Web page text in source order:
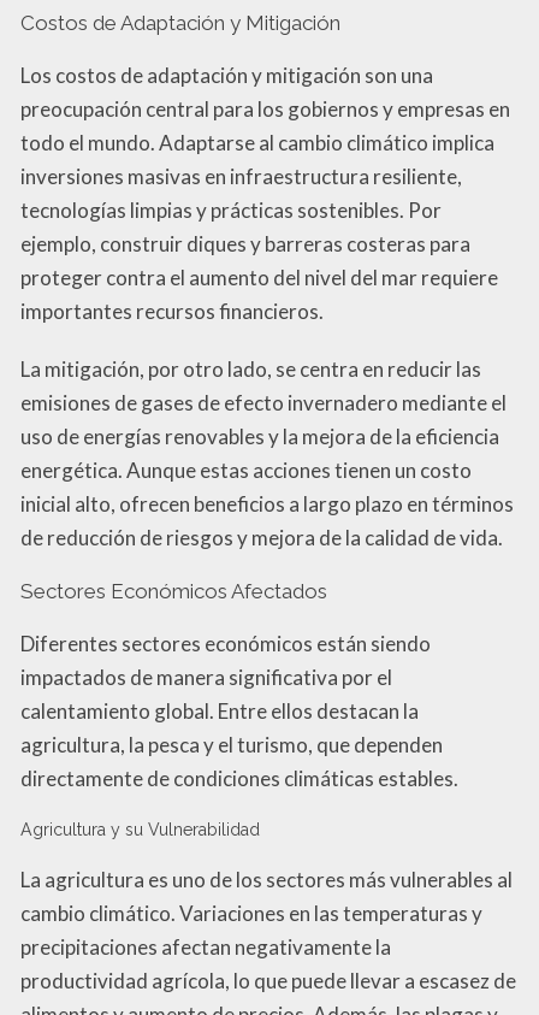
Costos de Adaptación y Mitigación
Los costos de adaptación y mitigación son una
preocupación central para los gobiernos y empresas en
todo el mundo. Adaptarse al cambio climático implica
inversiones masivas en infraestructura resiliente,
tecnologías limpias y prácticas sostenibles. Por
ejemplo, construir diques y barreras costeras para
proteger contra el aumento del nivel del mar requiere
importantes recursos financieros.
La mitigación, por otro lado, se centra en reducir las
emisiones de gases de efecto invernadero mediante el
uso de energías renovables y la mejora de la eficiencia
energética. Aunque estas acciones tienen un costo
inicial alto, ofrecen beneficios a largo plazo en términos
de reducción de riesgos y mejora de la calidad de vida.
Sectores Económicos Afectados
Diferentes sectores económicos están siendo
impactados de manera significativa por el
calentamiento global. Entre ellos destacan la
agricultura, la pesca y el turismo, que dependen
directamente de condiciones climáticas estables.
Agricultura y su Vulnerabilidad
La agricultura es uno de los sectores más vulnerables al
cambio climático. Variaciones en las temperaturas y
precipitaciones afectan negativamente la
productividad agrícola, lo que puede llevar a escasez de